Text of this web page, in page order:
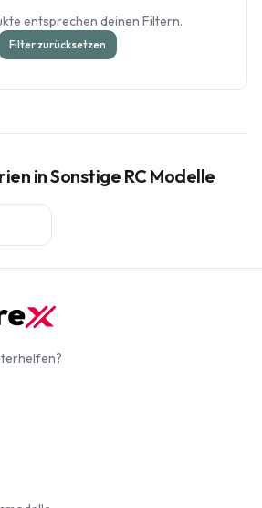
entsprechen deinen Filtern.
Filter zurücksetzen
in Sonstige RC Modelle